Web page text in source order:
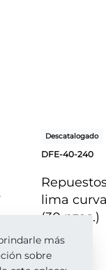
Descatalogado
DFE-40-240
lima
(30 pzas.)
VISTA
más
sobre